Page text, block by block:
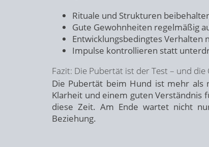
Rituale und Strukturen
Gute Gewohnheiten regelmäßig
Entwicklungsbedingtes Verhalten
Impulse kontrollieren statt
Fazit: Die Pubertät ist der Test – und
Die Pubertät beim Hund ist mehr als
Klarheit und einem guten Verständnis
diese Zeit. Am Ende wartet nicht
Beziehung.